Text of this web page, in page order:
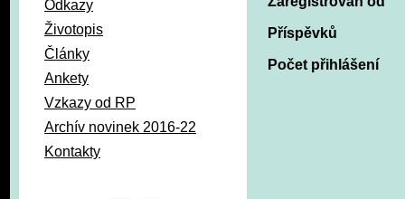
Odkazy
Životopis
Články
Ankety
Vzkazy od RP
Archív novinek 2016-22
Kontakty
Příspěvků
Počet přihlášení